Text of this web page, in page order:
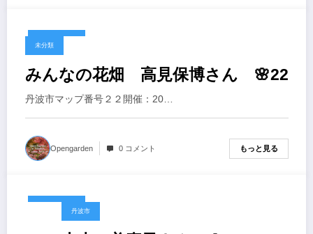
2026-02-20
未分類
みんなの花畑 高見保博さん 🌸22
丹波市マップ番号２２開催：20…
Opengarden 0 コメント もっと見る
2026-02-20丹波市